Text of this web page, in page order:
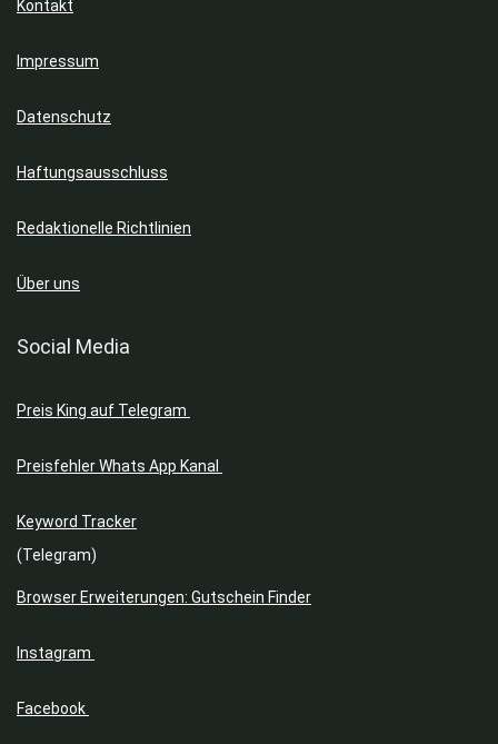
Kontakt
Impressum
Datenschutz
Haftungsausschluss
Redaktionelle Richtlinien
Über uns
Social Media
Preis King auf Telegram
Preisfehler Whats App Kanal
Keyword Tracker
(Telegram)
Browser Erweiterungen: Gutschein Finder
Instagram
Facebook